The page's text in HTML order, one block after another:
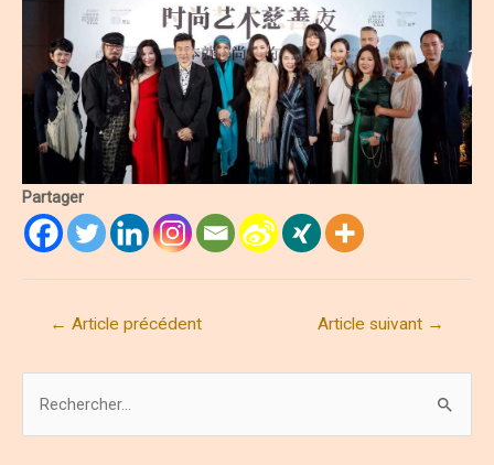
Partager
Navigation
l’article
← Article précédent Article suivant →